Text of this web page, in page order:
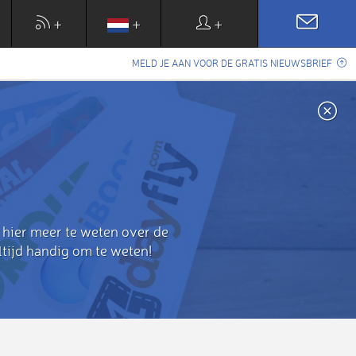
+ + +
MELD JE AAN VOOR DE GRATIS NIEUWSBRIEF
meer te weten over de
handig om te weten!